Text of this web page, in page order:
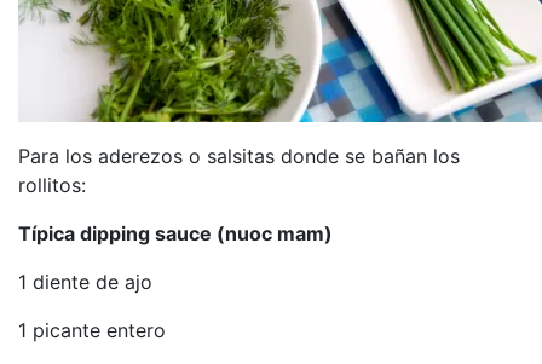
Para los aderezos o salsitas donde se bañan los
rollitos:
Típica dipping sauce (nuoc mam)
1 diente de ajo
1 picante entero